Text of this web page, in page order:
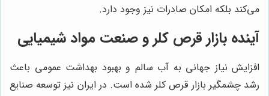
می‌کند بلکه امکان صادرات نیز وجود دارد.
آینده بازار قرص کلر و صنعت مواد شیمیایی
افزایش نیاز جهانی به آب سالم و بهبود بهداشت عمومی باعث
رشد چشمگیر بازار قرص کلر شده است. در ایران نیز توسعه صنایع